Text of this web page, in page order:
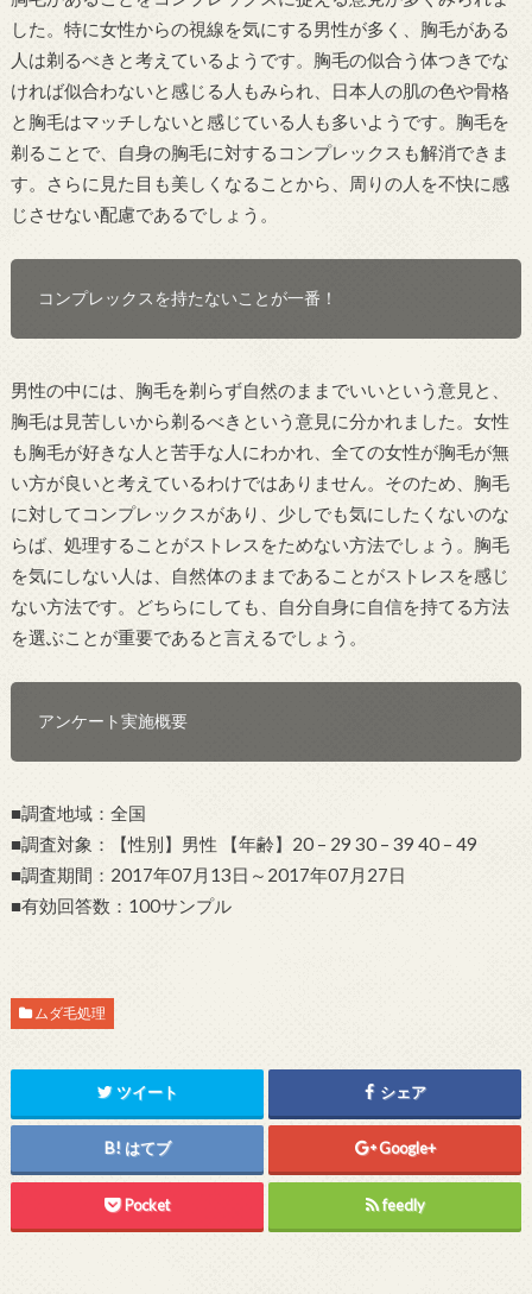
した。特に女性からの視線を気にする男性が多く、胸毛がある
人は剃るべきと考えているようです。胸毛の似合う体つきでな
ければ似合わないと感じる人もみられ、日本人の肌の色や骨格
と胸毛はマッチしないと感じている人も多いようです。胸毛を
剃ることで、自身の胸毛に対するコンプレックスも解消できま
す。さらに見た目も美しくなることから、周りの人を不快に感
じさせない配慮であるでしょう。
コンプレックスを持たないことが一番！
男性の中には、胸毛を剃らず自然のままでいいという意見と、
胸毛は見苦しいから剃るべきという意見に分かれました。女性
も胸毛が好きな人と苦手な人にわかれ、全ての女性が胸毛が無
い方が良いと考えているわけではありません。そのため、胸毛
に対してコンプレックスがあり、少しでも気にしたくないのな
らば、処理することがストレスをためない方法でしょう。胸毛
を気にしない人は、自然体のままであることがストレスを感じ
ない方法です。どちらにしても、自分自身に自信を持てる方法
を選ぶことが重要であると言えるでしょう。
アンケート実施概要
■調査地域：全国
■調査対象：【性別】男性 【年齢】20 – 29 30 – 39 40 – 49
■調査期間：2017年07月13日～2017年07月27日
■有効回答数：100サンプル
ムダ毛処理
ツイート シェア
はてブ Google+
Pocket feedly